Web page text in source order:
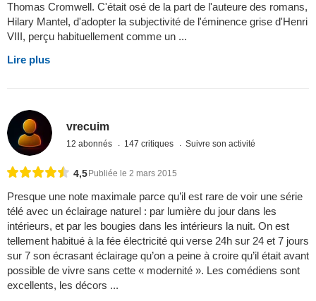
Thomas Cromwell. C'était osé de la part de l'auteure des romans,
Hilary Mantel, d'adopter la subjectivité de l'éminence grise d'Henri
VIII, perçu habituellement comme un ...
Lire plus
vrecuim
12 abonnés 147 critiques Suivre son activité
4,5Publiée le 2 mars 2015
Presque une note maximale parce qu’il est rare de voir une série
télé avec un éclairage naturel : par lumière du jour dans les
intérieurs, et par les bougies dans les intérieurs la nuit. On est
tellement habitué à la fée électricité qui verse 24h sur 24 et 7 jours
sur 7 son écrasant éclairage qu’on a peine à croire qu’il était avant
possible de vivre sans cette « modernité ». Les comédiens sont
excellents, les décors ...